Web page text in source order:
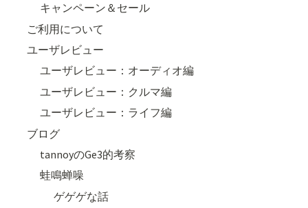
キャンペーン＆セール
ご利用について
ユーザレビュー
ユーザレビュー：オーディオ編
ユーザレビュー：クルマ編
ユーザレビュー：ライフ編
ブログ
tannoyのGe3的考察
蛙鳴蝉噪
ゲゲゲな話